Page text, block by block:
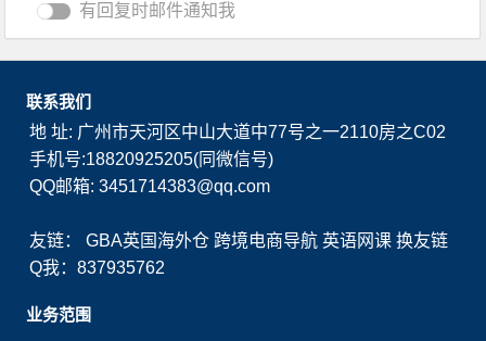
有回复时邮件通知我
联系我们
地 址: 广州市天河区中山大道中77号之一2110房之C02
手机号:18820925205(同微信号)
QQ邮箱: 3451714383@qq.com
友链：GBA英国海外仓 跨境电商导航 英语网课 换友链
Q我：837935762
业务范围